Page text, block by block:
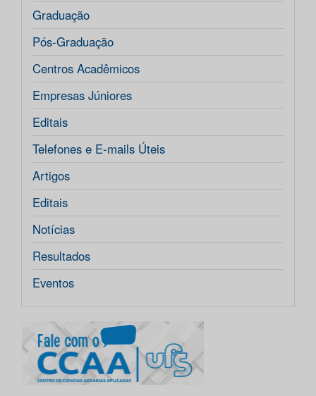
Graduação
Pós-Graduação
Centros Acadêmicos
Empresas Júniores
Editais
Telefones e E-mails Úteis
Artigos
Editais
Notícias
Resultados
Eventos